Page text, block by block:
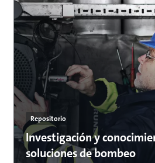
Repositorio
Investigación y
soluciones de bombeo